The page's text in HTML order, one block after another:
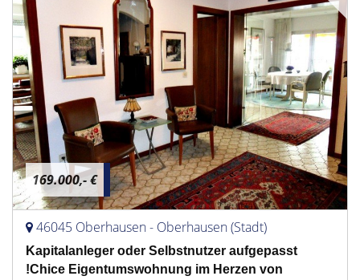
169.000,- €
46045 Oberhausen - Oberhausen (Stadt)
Kapitalanleger oder Selbstnutzer aufgepasst
!Chice Eigentumswohnung im Herzen von